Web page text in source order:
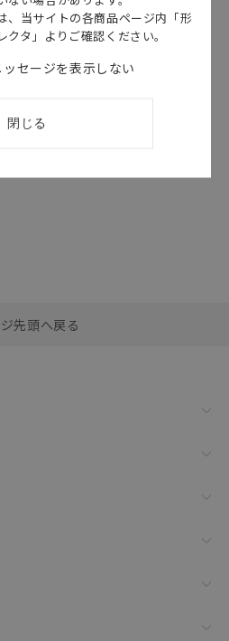
KM50 カタログ
（2025年12月
以前ご注文分／
注：一部機種の
UL認証状況が
ロード
先頭へ戻る
、当サイトの各商品ページ内「形
タ」よりご確認ください。
セージを表示しない
閉じる